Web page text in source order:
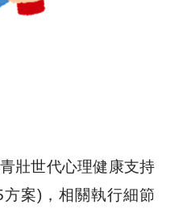
壯世代心理健康支持
案)，相關執行細節